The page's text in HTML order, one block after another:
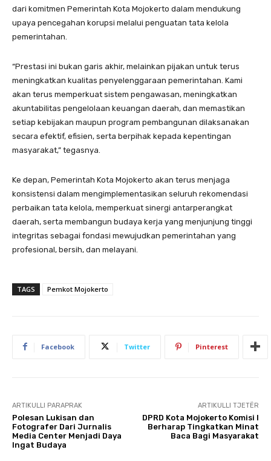
dari komitmen Pemerintah Kota Mojokerto dalam mendukung
upaya pencegahan korupsi melalui penguatan tata kelola
pemerintahan.
“Prestasi ini bukan garis akhir, melainkan pijakan untuk terus
meningkatkan kualitas penyelenggaraan pemerintahan. Kami
akan terus memperkuat sistem pengawasan, meningkatkan
akuntabilitas pengelolaan keuangan daerah, dan memastikan
setiap kebijakan maupun program pembangunan dilaksanakan
secara efektif, efisien, serta berpihak kepada kepentingan
masyarakat,” tegasnya.
Ke depan, Pemerintah Kota Mojokerto akan terus menjaga
konsistensi dalam mengimplementasikan seluruh rekomendasi
perbaikan tata kelola, memperkuat sinergi antarperangkat
daerah, serta membangun budaya kerja yang menjunjung tinggi
integritas sebagai fondasi mewujudkan pemerintahan yang
profesional, bersih, dan melayani.
TAGS Pemkot Mojokerto
Facebook Twitter Pinterest
ARTIKULLI PARAPRAK
Polesan Lukisan dan
Fotografer Dari Jurnalis
Media Center Menjadi Daya
Ingat Budaya
ARTIKULLI TJETËR
DPRD Kota Mojokerto Komisi I
Berharap Tingkatkan Minat
Baca Bagi Masyarakat